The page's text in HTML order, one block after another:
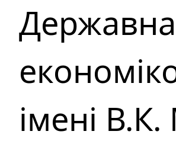
Державна
імені